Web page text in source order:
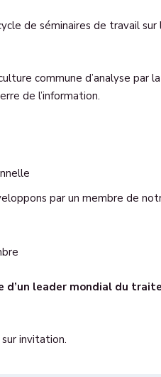
de séminaires de travail sur
commune d’analyse par la
de l’information.
par un membre de
leader mondial du
invitation.